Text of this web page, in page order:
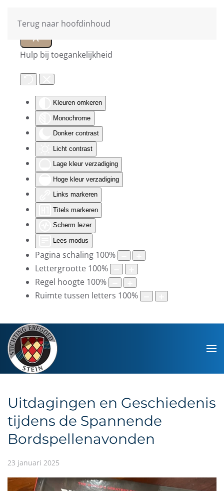
Hulp bij toegankelijkheid
Kleuren omkeren
Monochrome
Donker contrast
Licht contrast
Lage kleur verzadiging
Hoge kleur verzadiging
Links markeren
Titels markeren
Scherm lezer
Lees modus
Pagina schaling 100%
Lettergrootte 100%
Regel hoogte 100%
Ruimte tussen letters 100%
Terug naar hoofdinhoud
Uitdagingen en Geschiedenis
tijdens de Spannende
Bordspellenavonden
23 januari 2025